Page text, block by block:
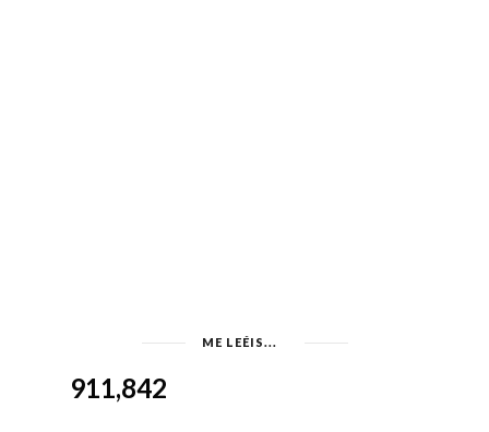
ME LEÉIS...
911,842